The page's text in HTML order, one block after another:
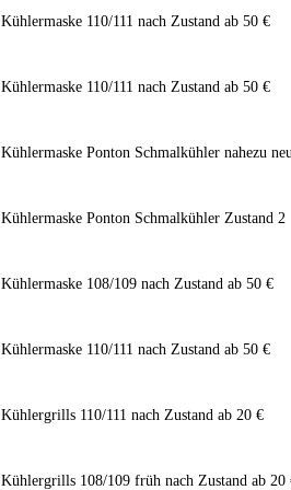
Kühlermaske 110/111 nach Zustand ab 50 €
Kühlermaske 110/111 nach Zustand ab 50 €
Kühlermaske Ponton Schmalkühler nahezu
Kühlermaske Ponton Schmalkühler Zustand 2
Kühlermaske 108/109 nach Zustand ab 50 €
Kühlermaske 110/111 nach Zustand ab 50 €
Kühlergrills 110/111 nach Zustand ab 20 €
Kühlergrills 108/109 früh nach Zustand ab 20